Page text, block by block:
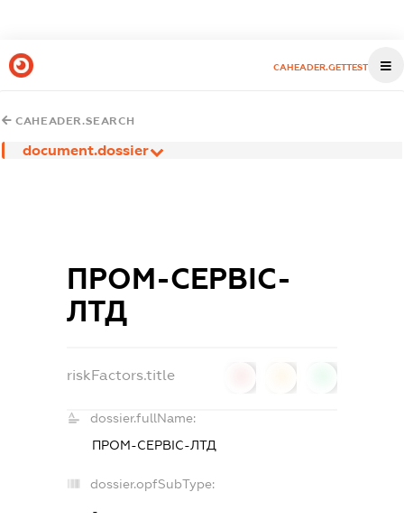
CAHEADER.GETTEST
CAHEADER.SEARCH
document.dossier
ПРОМ-СЕРВІС-
ЛТД
riskFactors.title
dossier.fullName:
ПРОМ-СЕРВІС-ЛТД
dossier.opfSubType:
-